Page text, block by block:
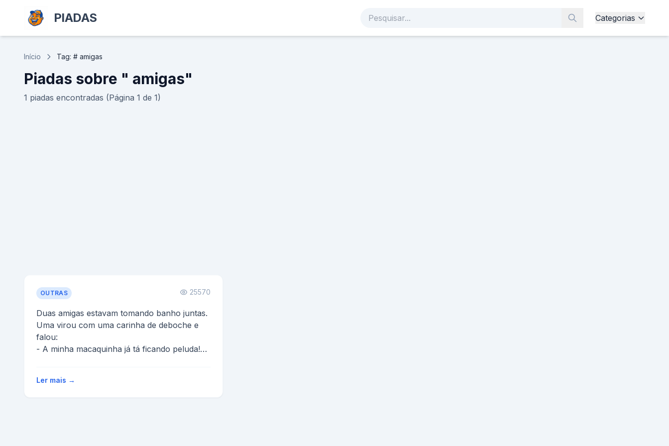
PIADAS Categorias
Início Tag: # amigas
Piadas sobre " amigas"
1 piadas encontradas (Página 1 de 1)
OUTRAS 25570
Duas amigas estavam tomando banho juntas.
Uma virou com uma carinha de deboche e
falou:
- A minha macaquinha já tá ficando peluda!
Ler mais →